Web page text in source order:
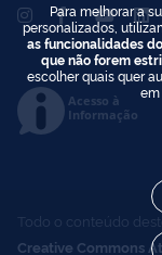
Acesso à
Informação
Todo o conteúdo
Creative Commons
Para melhorar a
personalizados,
as funcionalidades
que não forem
escolher quais quer
em